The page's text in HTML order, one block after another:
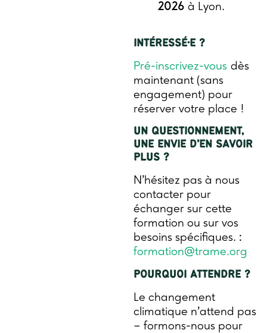
2026 à Lyon.
INTÉRESSÉ·E ?
Pré-inscrivez-vous dès
maintenant (sans
engagement) pour
réserver votre place !
UN QUESTIONNEMENT,
UNE ENVIE D’EN SAVOIR
PLUS ?
N’hésitez pas à nous
contacter pour
échanger sur cette
formation ou sur vos
besoins spécifiques. :
formation@trame.org
POURQUOI ATTENDRE ?
Le changement
climatique n’attend pas
– formons-nous pour